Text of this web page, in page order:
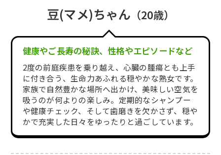
豆(マメ)ちゃん （20歳）
健康やご長寿の秘訣、性格やエピソードなど
2度の前庭疾患を乗り越え、心臓の腫瘍とも上手
に付き合う、生命力あふれる穏やかな熟女です。
家族で自然豊かな場所へ出かけ、美味しい空気を
吸うのが何よりの楽しみ。定期的なシャンプー
や健康チェック、そして歯磨きを欠かさず、穏や
かで充実した日々をゆったりと過ごしています。